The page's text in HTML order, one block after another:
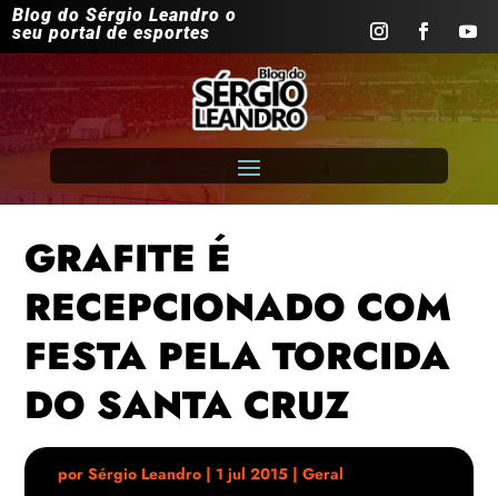
Blog do Sérgio Leandro o
seu portal de esportes
GRAFITE É
RECEPCIONADO COM
FESTA PELA TORCIDA
DO SANTA CRUZ
porSérgio Leandro | 1 jul 2015 |Geral